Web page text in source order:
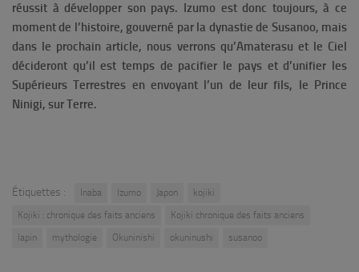
réussit à développer son pays. Izumo est donc toujours, à ce
moment de l’histoire, gouverné par la dynastie de Susanoo, mais
dans le prochain article, nous verrons qu’Amaterasu et le Ciel
décideront qu’il est temps de pacifier le pays et d’unifier les
Supérieurs Terrestres en envoyant l’un de leur fils, le Prince
Ninigi, sur Terre.
Étiquettes : Inaba Izumo Japon
kojiki
Kojiki : chronique des faits anciens
Kojiki chronique des faits anciens
lapin
mythologie Okuninishi okuninushi susanoo